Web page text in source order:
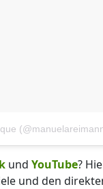
und YouTube?
und den